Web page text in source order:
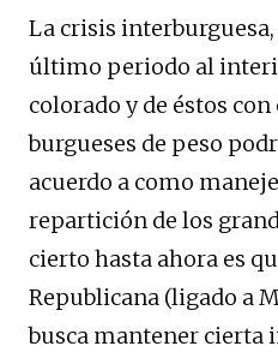
La crisis
último periodo al
colorado y de éstos
burgueses de peso
acuerdo a como
repartición de los
cierto hasta ahora es
Republicana (ligado a
busca mantener cierta